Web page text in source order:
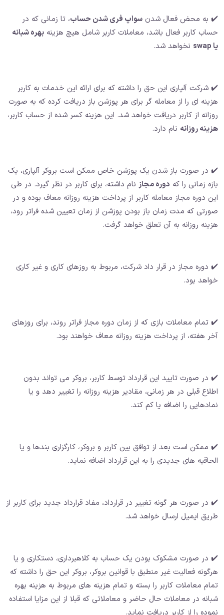
✔️ به محض فعال شدن سواپ فری شدن حساب، تا زمانی که در
حساب کاربر فعال باشد، معاملات کاربر شامل هیچ هزینه بهره شبانه
یا swap
نخواهد شد.
✔️ شرکت آلپاری این حق را داشته که برای ارائه این خدمات به کاربر
هزینه ای را از معامله گر برای هر پوزشن باز دریافت کرده که به صورت
روزانه از کاربر دریافت خواهد شد. این هزینه کسر شده از حساب کاربر،
هزینه روزانه نام دارد.
✔️ در صورت باز شدن یک پوزشن خاص ممکن است بروکر آلپاری، یک
بازه زمانی را که دوره مجاز نام داشته، برای کاربر در نظر گیرد. در طی
این دوره مجاز معامله کاربر از پرداخت هزینه روزانه معاف بوده و در
صورتی که مدت زمان باز بودن پوزشن از زمان تعیین شده فراتر رود،
هزینه روزانه به آن تعلق خواهد گرفت.
✔️ دوره مجاز در قرار داد شرکت، مربوط به روزهای کاری و غیر کاری
خواهد بود.
✔️ تمام معاملات بازی که از زمان دوره مجاز فراتر روند، برای روزهای
آخر هفته، از پرداخت هزینه روزانه معاف خواهند بود.
✔️ در صورت تایید این قرارداد توسط کاربر، بروکر می تواند بدون
اطلاع قبلی در هر زمانی، مقادیر هزینه روزانه را تغییر دهد و یا
نمادهایی را اضافه یا کم کند.
✔️ ممکن است بعد از توافق بین کاربر و بروکر، کارگزاری بندها و یا
الحاقیه های جدیدی را به این قرارداد اضافه نماید.
✔️ در صورت هر گونه تغییر در قرارداد، مفاد قرارداد جدید برای کاربر از
طریق ایمیل ارسال خواهد شد.
✔️ در صورت مشکوک بودن یک حساب به کلاهبرداری، دستکاری و یا
هرگونه فعالیت غیر منطبق با قوانین بروکر، بروکر این حق را داشته که
تمام معاملات کاربر را بسته و تمام هزینه های مربوط به هزینه بهره
شبانه در معاملات حال حاضر و معاملاتی که قبلا از این مزایا استفاده
نموده را از کاربر دریافت نماید.